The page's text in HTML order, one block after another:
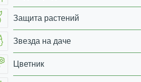
Защита растений
Звезда на даче
Цветник